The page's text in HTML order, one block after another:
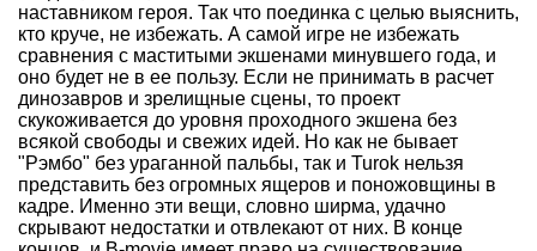
наставником героя. Так что поединка с целью выяснить,
кто круче, не избежать. А самой игре не избежать
сравнения с маститыми экшенами минувшего года, и
оно будет не в ее пользу. Если не принимать в расчет
динозавров и зрелищные сцены, то проект
скукоживается до уровня проходного экшена без
всякой свободы и свежих идей. Но как не бывает
"Рэмбо" без ураганной пальбы, так и Turok нельзя
представить без огромных ящеров и поножовщины в
кадре. Именно эти вещи, словно ширма, удачно
скрывают недостатки и отвлекают от них. В конце